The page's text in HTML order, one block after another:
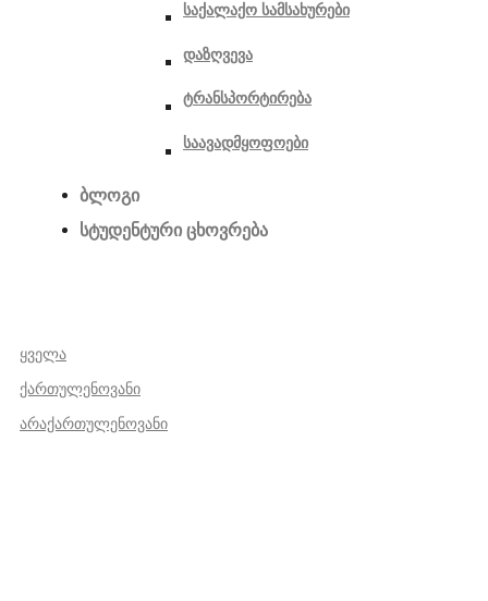
საქალაქო სამსახურები
დაზღვევა
ტრანსპორტირება
საავადმყოფოები
ბლოგი
სტუდენტური ცხოვრება
ყველა
ქართულენოვანი
არაქართულენოვანი